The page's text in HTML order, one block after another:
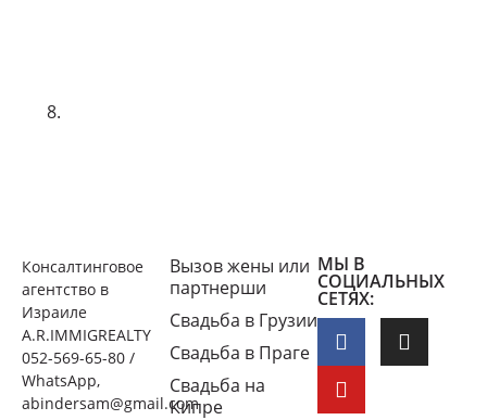
Консалтинговое
агентство в
Израиле
A.R.IMMIGREALTY
052-569-65-80 /
WhatsApp,
abindersam@gmail.com
Вызов жены или
партнерши
Свадьба в Грузии
Свадьба в Праге
Свадьба на
Кипре
МЫ В
СОЦИАЛЬНЫХ
СЕТЯХ: